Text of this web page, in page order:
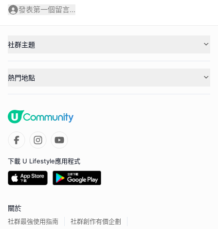
發表第一個留言...
社群主題
熱門地點
下載 U Lifestyle應用程式
關於
社群最強使用指南 社群創作有價企劃